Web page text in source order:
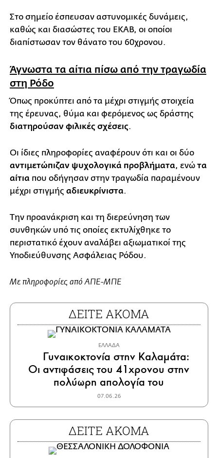
Στο σημείο έσπευσαν αστυνομικές δυνάμεις,
καθώς και διασώστες του ΕΚΑΒ, οι οποίοι
διαπίστωσαν τον θάνατο του 60χρονου.
Άγνωστα τα αίτια πίσω από την τραγωδία
στη Ρόδο
Όπως προκύπτει από τα μέχρι στιγμής στοιχεία
της έρευνας, θύμα και φερόμενος ως δράστης
διατηρούσαν φιλικές σχέσεις.
Οι ίδιες πληροφορίες αναφέρουν ότι και οι δύο
αντιμετώπιζαν ψυχολογικά προβλήματα, ενώ τα
αίτια που οδήγησαν στην τραγωδία παραμένουν
μέχρι στιγμής αδιευκρίνιστα.
Την προανάκριση και τη διερεύνηση των
συνθηκών υπό τις οποίες εκτυλίχθηκε το
περιστατικό έχουν αναλάβει αξιωματικοί της
Υποδιεύθυνσης Ασφάλειας Ρόδου.
Με πληροφορίες από ΑΠΕ-ΜΠΕ
ΔΕΙΤΕ ΑΚΟΜΑ
ΕΛΛΑΔΑ
Γυναικοκτονία στην Καλαμάτα:
Οι αντιφάσεις του 41χρονου στην
πολύωρη απολογία του
07.06.26
ΔΕΙΤΕ ΑΚΟΜΑ